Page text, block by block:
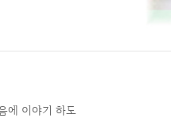
깝게 5등으로
에 이야기 하도